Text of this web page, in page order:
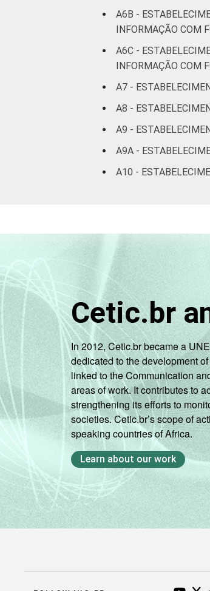
A6B -
INFORMAÇÃO COM
A6C -
INFORMAÇÃO COM
A7 -
A8 -
A9 -
A9A -
A10 -
Cetic.br
In 2012, Cetic.br became a
dedicated to the development
linked to the Communication
areas of work. It contributes to
strengthening its efforts to
societies. Cetic.br’s scope of
speaking countries of Africa.
Learn about our work